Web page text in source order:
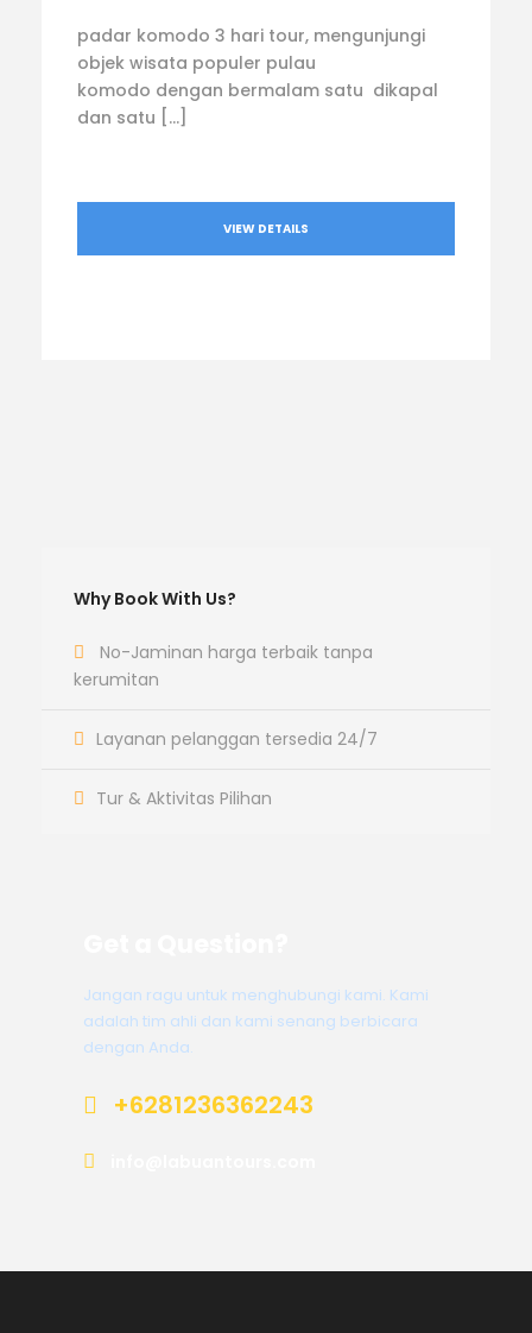
padar komodo 3 hari tour, mengunjungi
objek wisata populer pulau
komodo dengan bermalam satu dikapal
dan satu […]
VIEW DETAILS
Why Book With Us?
No-Jaminan harga terbaik tanpa
kerumitan
Layanan pelanggan tersedia 24/7
Tur & Aktivitas Pilihan
Jangan ragu untuk menghubungi kami. Kami
adalah tim ahli dan kami senang berbicara
dengan Anda.
+6281236362243